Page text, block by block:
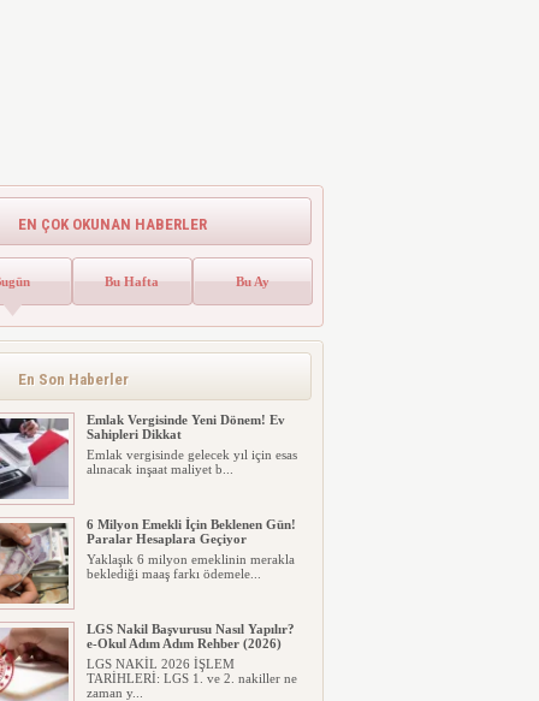
EN ÇOK OKUNAN HABERLER
Bu Hafta Bu Ay
En Son Haberler
Emlak Vergisinde Yeni Dönem! Ev
Sahipleri Dikkat
Emlak vergisinde gelecek yıl için esas
alınacak inşaat maliyet b...
6 Milyon Emekli İçin Beklenen Gün!
Paralar Hesaplara Geçiyor
Yaklaşık 6 milyon emeklinin merakla
beklediği maaş farkı ödemele...
LGS Nakil Başvurusu Nasıl Yapılır?
e-Okul Adım Adım Rehber (2026)
LGS NAKİL 2026 İŞLEM
TARİHLERİ: LGS 1. ve 2. nakiller ne
zaman y...